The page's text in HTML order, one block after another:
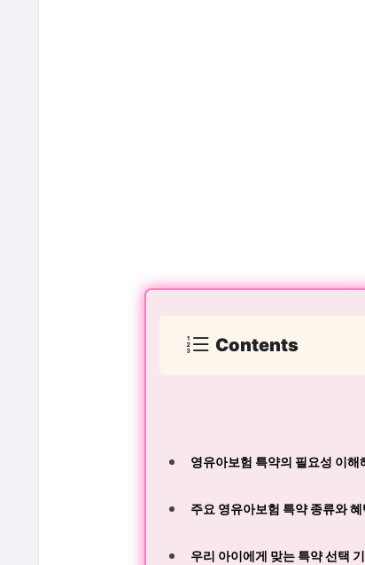
Contents
영유아보험 특약의 필요성 이해
주요 영유아보험 특약 종류와
우리 아이에게 맞는 특약 선택